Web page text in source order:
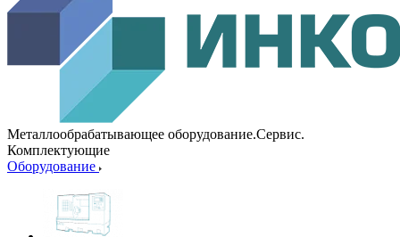
Металлообрабатывающее оборудование.Сервис.
Комплектующие
Оборудование